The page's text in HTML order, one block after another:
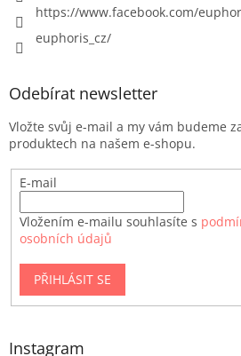
https://www.facebook.com/
euphoris_cz/
Odebírat newsletter
Vložte svůj e-mail a my vám budeme
produktech na našem e-shopu.
E-mail
Vložením e-mailu souhlasíte s
osobních údajů
PŘIHLÁSIT SE
Instagram